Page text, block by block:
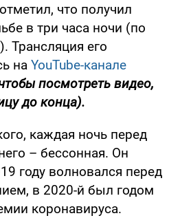
что получил
в три часа ночи (по
Трансляция его
на YouTube-канале
посмотреть видео,
до конца).
каждая ночь перед
– бессонная. Он
году волновался перед
в 2020-й был годом
коронавируса.